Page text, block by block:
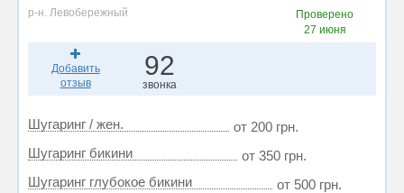
р-н. Левобережный
Проверено
27 июня
Добавить
отзыв
92
звонка
Шугаринг / жен.
от 200 грн.
Шугаринг бикини
от 350 грн.
Шугаринг глубокое бикини
от 500 грн.